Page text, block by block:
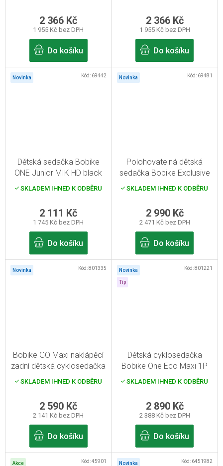
1 955 Kč bez DPH
2 366 Kč
Do košíku
1 955 Kč bez DPH
2 366 Kč
Do košíku
Novinka
Dětská sedačka Bobike
ONE Junior MIK HD black
SKLADEM IHNED K ODBĚRU
1 745 Kč bez DPH
2 111 Kč
Do košíku
Kód: 69442 Novinka
Polohovatelná dětská
sedačka Bobike Exclusive
Evolve Maxi Reclinable
SKLADEM IHNED K ODBĚRU
2 471 Kč bez DPH
2 990 Kč
Do košíku
Kód: 69481
Novinka
Bobike GO Maxi naklápěcí
zadní dětská cyklosedačka
pro zadní nosič
SKLADEM IHNED K ODBĚRU
2 141 Kč bez DPH
2 590 Kč
Do košíku
Kód:801335 Novinka
Tip
Dětská cyklosedačka
Bobike One Eco Maxi 1P
ED-B pro sedlovou trubku
SKLADEM IHNED K ODBĚRU
2 388 Kč bez DPH
2 890 Kč
Do košíku
Kód:801221
Akce Kód:45901 Novinka Kód: 6451982